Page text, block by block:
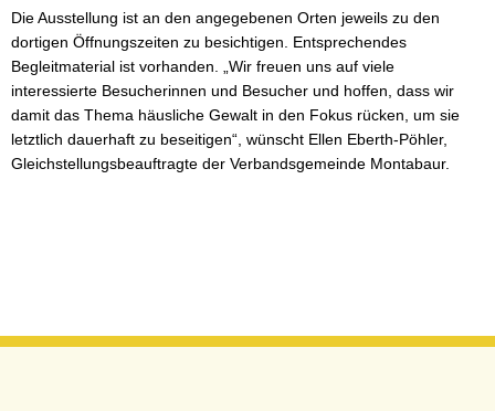
Die Ausstellung ist an den angegebenen Orten jeweils zu den
dortigen Öffnungszeiten zu besichtigen. Entsprechendes
Begleitmaterial ist vorhanden. „Wir freuen uns auf viele
interessierte Besucherinnen und Besucher und hoffen, dass wir
damit das Thema häusliche Gewalt in den Fokus rücken, um sie
letztlich dauerhaft zu beseitigen“, wünscht Ellen Eberth-Pöhler,
Gleichstellungsbeauftragte der Verbandsgemeinde Montabaur.